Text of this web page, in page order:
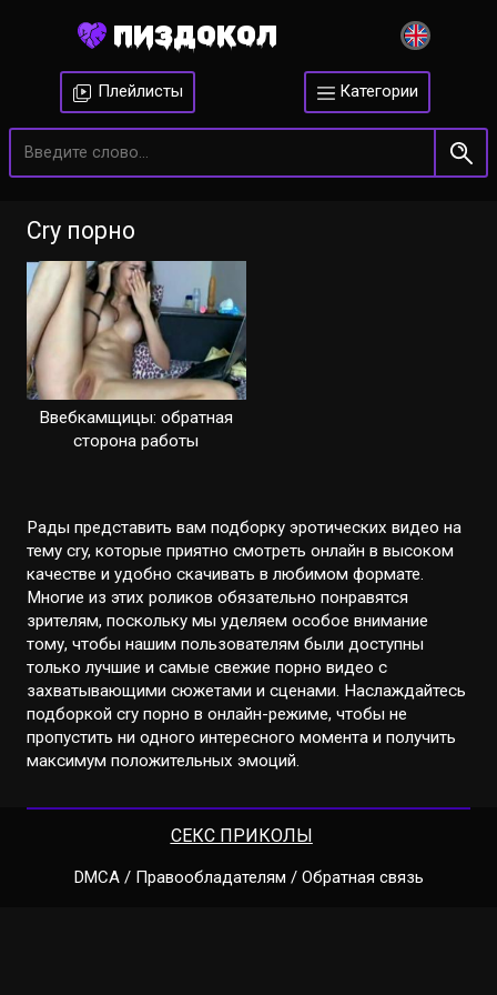
ПИЗДОКОЛ
Плейлисты Категории
Cry порно
Ввебкамщицы: обратная
сторона работы
Рады представить вам подборку эротических видео на
тему cry, которые приятно смотреть онлайн в высоком
качестве и удобно скачивать в любимом формате.
Многие из этих роликов обязательно понравятся
зрителям, поскольку мы уделяем особое внимание
тому, чтобы нашим пользователям были доступны
только лучшие и самые свежие порно видео с
захватывающими сюжетами и сценами. Наслаждайтесь
подборкой cry порно в онлайн-режиме, чтобы не
пропустить ни одного интересного момента и получить
максимум положительных эмоций.
СЕКС ПРИКОЛЫ
DMCA / Правообладателям / Обратная связь